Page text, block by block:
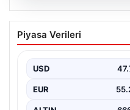
Kelebek.Org İle
Adresi Ve
kurması büyük bir
Günümüzde…
Piyasa Verileri
USD
EUR